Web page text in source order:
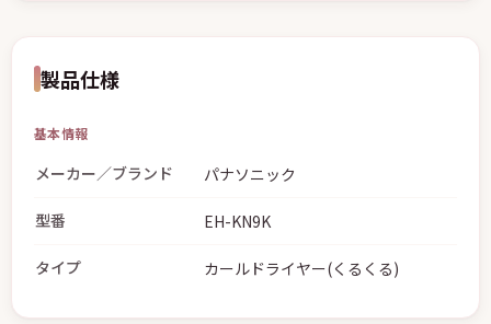
製品仕様
基本情報
メーカー／ブランド パナソニック
型番 EH-KN9K
タイプ カールドライヤー(くるくる)